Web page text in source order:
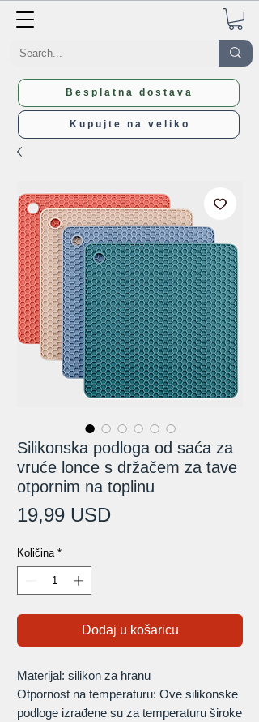
Besplatna dostava
Kupujte na veliko
Silikonska podloga od saća za
vruće lonce s držačem za tave
otpornim na toplinu
19,99 USDCijena
Količina *
Dodaj u košaricu
Materijal: silikon za hranu
Otpornost na temperaturu: Ove silikonske
podloge izrađene su za temperaturu široke